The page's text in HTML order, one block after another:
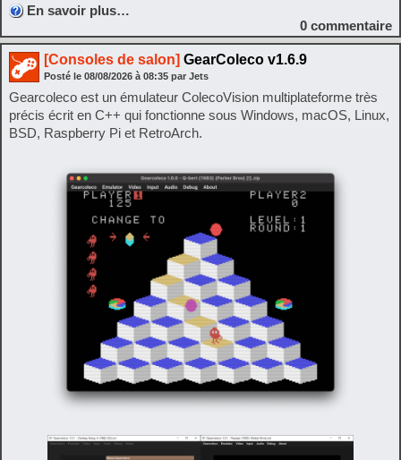
En savoir plus…
0 commentaire
[Consoles de salon] GearColeco v1.6.9
Posté le 08/08/2026 à 08:35 par Jets
Gearcoleco est un émulateur ColecoVision multiplateforme très
précis écrit en C++ qui fonctionne sous Windows, macOS, Linux,
BSD, Raspberry Pi et RetroArch.